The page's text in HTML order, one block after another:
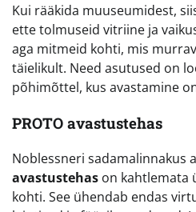
Kui rääkida muuseumidest,
ette tolmuseid vitriine ja
aga mitmeid kohti, mis
täielikult. Need asutused on
põhimõttel, kus avastamine
PROTO avastustehas
Noblessneri sadamalinnakus
avastustehas on kahtlemata
kohti. See ühendab endas